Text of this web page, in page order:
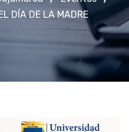
DÍA DE LA MADRE